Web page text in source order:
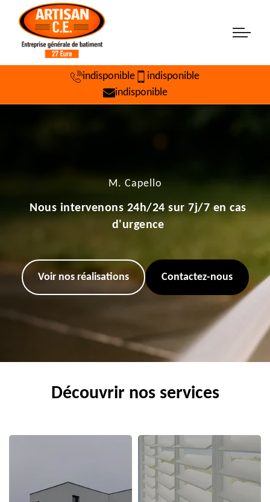
indisponible
indisponible
indisponible
M. Capello
Nous intervenons 24h/24 sur 7j/7 en cas
d'urgence
Voir nos réalisations Contactez-nous
Découvrir nos services